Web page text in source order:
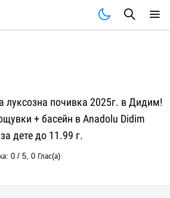
луксозна почивка 2025г. в Дидим!
+ басейн в Anadolu Didim
дете до 11.99 г.
0 /5,0 Глас(а)